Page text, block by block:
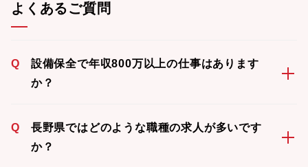
よくあるご質問
Q
設備保全で年収800万以上の仕事はあります
か？
Q
長野県ではどのような職種の求人が多いです
か？